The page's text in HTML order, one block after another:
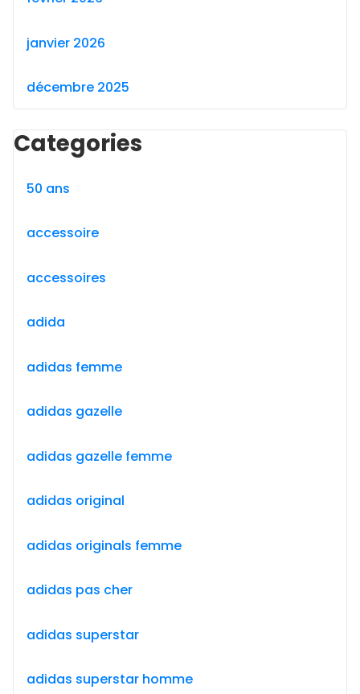
janvier 2026
décembre 2025
Categories
50 ans
accessoire
accessoires
adida
adidas femme
adidas gazelle
adidas gazelle femme
adidas original
adidas originals femme
adidas pas cher
adidas superstar
adidas superstar homme